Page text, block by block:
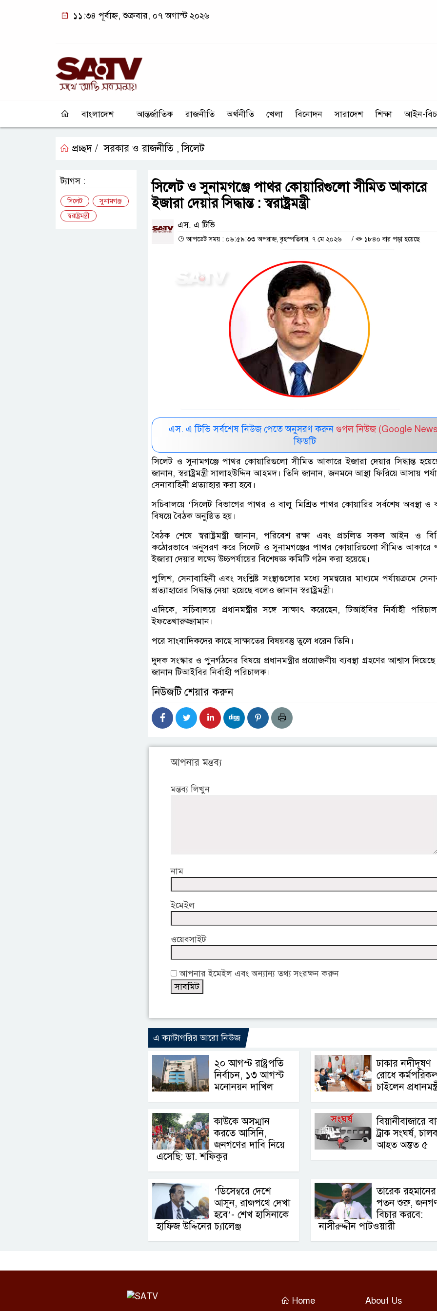
১১:৩৪ পূর্বাহ্ন, শুক্রবার, ০৭ অগাস্ট ২০২৬
বাংলাদেশ আন্তর্জাতিক রাজনীতি অর্থনীতি খেলা বিনোদন সারাদেশ শিক্ষা আইন-
প্রচ্ছদ / সরকার ও রাজনীতি ,সিলেট
সিলেট ও সুনামগঞ্জে পাথর কোয়ারিগুলো সীমিত আকারে
ইজারা দেয়ার সিদ্ধান্ত : স্বরাষ্ট্রমন্ত্রী
এস. এ টিভি
আপডেট সময় : ০৬:৫৯:৩৩ অপরাহ্ন, বৃহস্পতিবার, ৭ মে ২০২৬ / ১৮৪০ বার পড়া হয়েছে
এস. এ টিভি সর্বশেষ নিউজ পেতে অনুসরণ করুন গুগল নিউজ (Google
ফিডটি
সিলেট ও সুনামগঞ্জে পাথর কোয়ারিগুলো সীমিত আকারে ইজারা দেয়ার সিদ্ধান্ত
জানান, স্বরাষ্ট্রমন্ত্রী সালাহউদ্দিন আহমদ। তিনি জানান, জনমনে আস্থা ফিরিয়ে আসায়
সেনাবাহিনী প্রত্যাহার করা হবে।
সচিবালয়ে ‘সিলেট বিভাগের পাথর ও বালু মিশ্রিত পাথর কোয়ারির সর্বশেষ অবস্থা ও
বিষয়ে বৈঠক অনুষ্ঠিত হয়।
বৈঠক শেষে স্বরাষ্ট্রমন্ত্রী জানান, পরিবেশ রক্ষা এবং প্রচলিত সকল আইন ও
কঠোরভাবে অনুসরণ করে সিলেট ও সুনামগঞ্জের পাথর কোয়ারিগুলো সীমিত আকারে
ইজারা দেয়ার লক্ষ্যে উচ্চপর্যায়ের বিশেষজ্ঞ কমিটি গঠন করা হয়েছে।
পুলিশ, সেনাবাহিনী এবং সংশ্লিষ্ট সংস্থাগুলোর মধ্যে সমন্বয়ের মাধ্যমে পর্যায়ক্রমে
প্রত্যাহারের সিদ্ধান্ত নেয়া হয়েছে বলেও জানান স্বরাষ্ট্রমন্ত্রী।
এদিকে, সচিবালয়ে প্রধানমন্ত্রীর সঙ্গে সাক্ষাৎ করেছেন, টিআইবির নির্বাহী
ইফতেখারুজ্জামান।
পরে সাংবাদিকদের কাছে সাক্ষাতের বিষয়বস্তু তুলে ধরেন তিনি।
দুদক সংস্কার ও পুনর্গঠনের বিষয়ে প্রধানমন্ত্রীর প্রয়োজনীয় ব্যবস্থা গ্রহণের আশ্বাস
জানান টিআইবির নির্বাহী পরিচালক।
নিউজটি শেয়ার করুন
আপনার মন্তব্য
মন্তব্য লিখুন
নাম
ইমেইল
ওয়েবসাইট
আপনার ইমেইল এবং অন্যান্য তথ্য সংরক্ষন করুন
এ ক্যাটাগরির আরো নিউজ
২০ আগস্ট রাষ্ট্রপতি
নির্বাচন, ১৩ আগস্ট
মনোনয়ন দাখিল
ঢাকার নদীদূষণ
রোধে
চাইলেন
কাউকে অসম্মান
করতে আসিনি,
জনগণের দাবি নিয়ে
এসেছি: ডা. শফিকুর
বিয়ানীবাজারে
ট্রাক সংঘর্ষ,
আহত অন্তত ৫
‘ডিসেম্বরে দেশে
আসুন, রাজপথে দেখা
হবে’- শেখ হাসিনাকে
হাফিজ উদ্দিনের চ্যালেঞ্জ
তারেক রহমানের
পতন শুরু,
বিচার করবে:
নাসীরুদ্দীন পাটওয়ারী
ট্যাগস :
সিলেট
সুনামগঞ্জ
স্বরাষ্ট্রমন্ত্রী
Home About Us